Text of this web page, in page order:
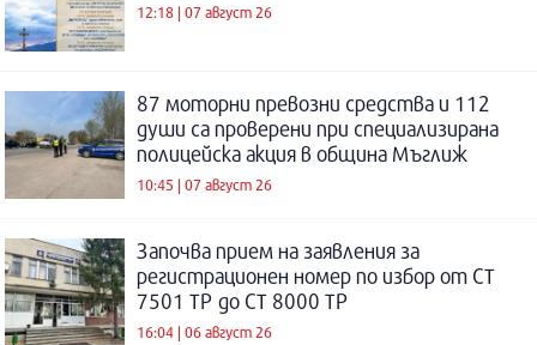
12:18 | 07 август 26
87 моторни превозни средства и 112
души са проверени при специализирана
полицейска акция в община Мъглиж
10:45 | 07 август 26
Започва прием на заявления за
регистрационен номер по избор от СТ
7501 ТР до СТ 8000 ТР
16:04 | 06 август 26